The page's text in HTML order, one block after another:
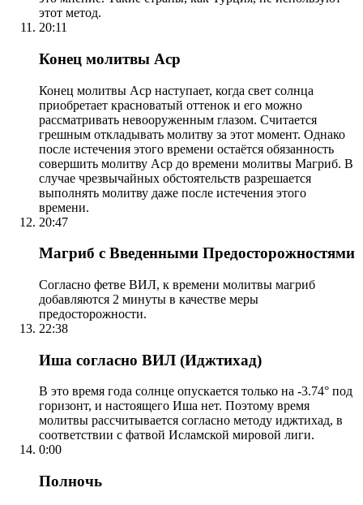
этот метод.
20:11
Конец молитвы Аср
Конец молитвы Аср наступает, когда свет солнца
приобретает красноватый оттенок и его можно
рассматривать невооруженным глазом. Считается
грешным откладывать молитву за этот момент. Однако
после истечения этого времени остаётся обязанность
совершить молитву Аср до времени молитвы Магриб. В
случае чрезвычайных обстоятельств разрешается
выполнять молитву даже после истечения этого
времени.
20:47
Магриб с Введенными Предосторожностями
Согласно фетве ВИЛ, к времени молитвы магриб
добавляются 2 минуты в качестве меры
предосторожности.
22:38
Иша согласно ВИЛ (Иджтихад)
В это время года солнце опускается только на -3.74° под
горизонт, и настоящего Иша нет. Поэтому время
молитвы рассчитывается согласно методу иджтихад, в
соответствии с фатвой Исламской мировой лиги.
0:00
Полночь